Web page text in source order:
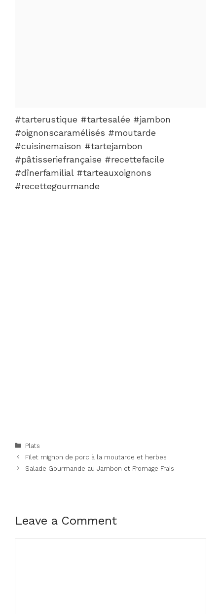
#tarterustique #tartesalée #jambon
#oignonscaramélisés #moutarde
#cuisinemaison #tartejambon
#pâtisseriefrançaise #recettefacile
#dînerfamilial #tarteauxoignons
#recettegourmande
Categories
Plats
Filet mignon de porc à la moutarde et herbes
Salade Gourmande au Jambon et Fromage Frais
Leave a Comment